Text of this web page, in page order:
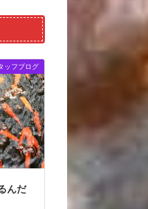
ッフブログ
んだ